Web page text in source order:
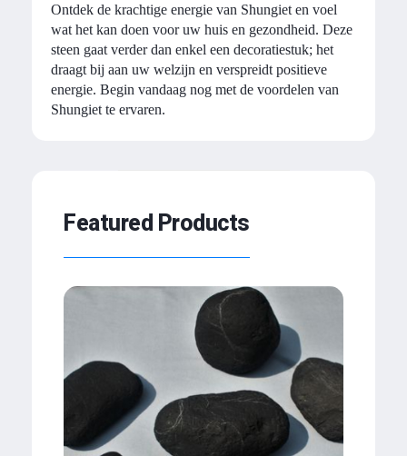
Ontdek de krachtige energie van Shungiet en voel
wat het kan doen voor uw huis en gezondheid. Deze
steen gaat verder dan enkel een decoratiestuk; het
draagt bij aan uw welzijn en verspreidt positieve
energie. Begin vandaag nog met de voordelen van
Shungiet te ervaren.
Featured Products